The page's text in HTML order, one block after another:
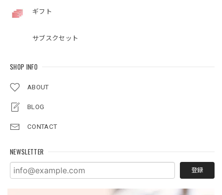
ギフト
サブスクセット
SHOP INFO
ABOUT
BLOG
CONTACT
NEWSLETTER
登録